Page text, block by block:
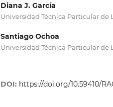
Diana J. García
Universidad Técnica Particular de
Santiago Ochoa
Universidad Técnica Particular de
DOI: https://doi.org/10.59410/